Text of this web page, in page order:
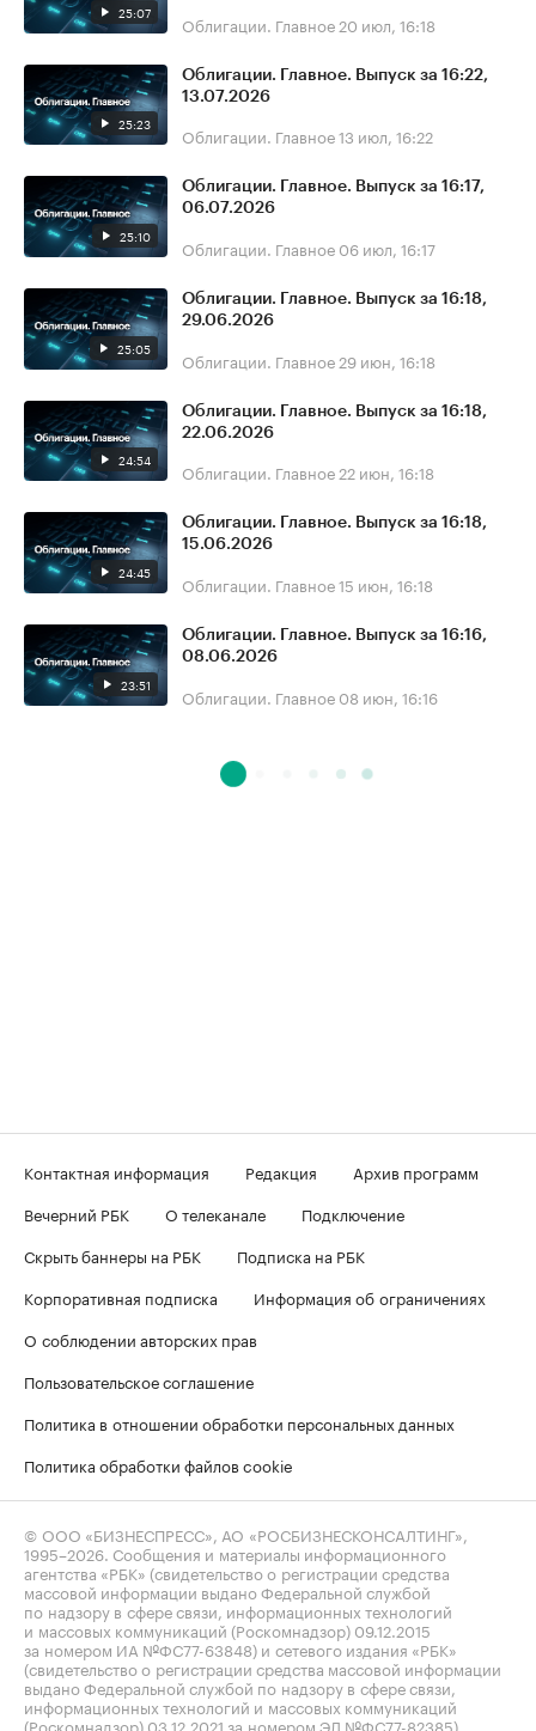
25:07 Облигации. Главное 20 июл, 16:18
25:23
Облигации. Главное. Выпуск за 16:22,
13.07.2026
Облигации. Главное13 июл, 16:22
25:10
Облигации. Главное. Выпуск за 16:17,
06.07.2026
Облигации. Главное 06 июл, 16:17
25:05
Облигации. Главное. Выпуск за 16:18,
29.06.2026
Облигации. Главное 29 июн, 16:18
24:54
Облигации. Главное. Выпуск за 16:18,
22.06.2026
Облигации. Главное 22 июн, 16:18
24:45
Облигации. Главное. Выпуск за 16:18,
15.06.2026
Облигации. Главное15 июн, 16:18
23:51
Облигации. Главное. Выпуск за 16:16,
08.06.2026
Облигации. Главное 08 июн, 16:16
Контактная информация Редакция
Архив программ
Вечерний РБК
О телеканале
Подключение
Скрыть баннеры на РБК
Подписка на РБК
Корпоративная подписка
Информация об ограничениях
О соблюдении авторских прав
Пользовательское соглашение
Политика в отношении обработки персональных данных
Политика обработки файлов cookie
© ООО «БИЗНЕСПРЕСС», АО «РОСБИЗНЕСКОНСАЛТИНГ»,
1995–2026 . Сообщения и материалы информационного
агентства «РБК» (свидетельство о регистрации средства
массовой информации выдано Федеральной службой
по надзору в сфере связи, информационных технологий
и массовых коммуникаций (Роскомнадзор) 09.12.2015
за номером ИА №ФС77-63848) и сетевого издания «РБК»
(свидетельство о регистрации средства массовой информации
выдано Федеральной службой по надзору в сфере связи,
информационных технологий и массовых коммуникаций
(Роскомнадзор) 03.12.2021 за номером ЭЛ №ФС77-82385)